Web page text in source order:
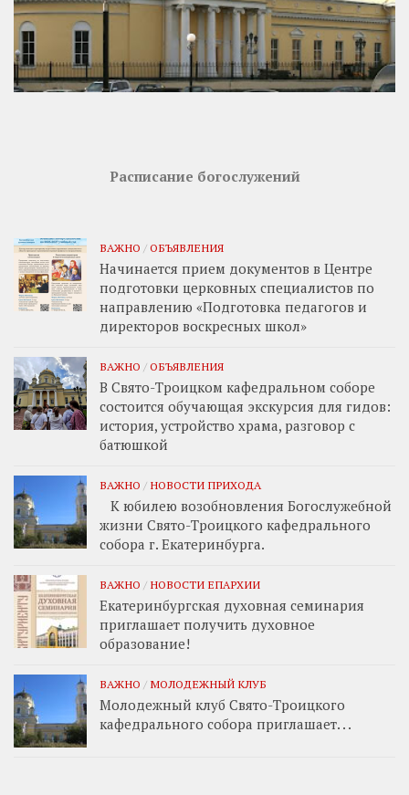
Расписание богослужений
ВАЖНО / ОБЪЯВЛЕНИЯ
Начинается прием документов в Центре
подготовки церковных специалистов по
направлению «Подготовка педагогов и
директоров воскресных школ»
ВАЖНО / ОБЪЯВЛЕНИЯ
В Свято-Троицком кафедральном соборе
состоится обучающая экскурсия для гидов:
история, устройство храма, разговор с
батюшкой
ВАЖНО / НОВОСТИ ПРИХОДА
К юбилею возобновления Богослужебной
жизни Свято-Троицкого кафедрального
собора г. Екатеринбурга.
ВАЖНО / НОВОСТИ ЕПАРХИИ
Екатеринбургская духовная семинария
приглашает получить духовное
образование!
ВАЖНО / МОЛОДЕЖНЫЙ КЛУБ
Молодежный клуб Свято-Троицкого
кафедрального собора приглашает. . .